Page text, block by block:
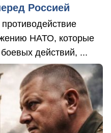
Россией
НАТО, которые
действий, ...